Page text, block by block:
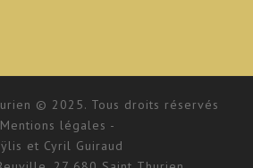
© 2025. Tous droits réservés
légales -
et Cyril Guiraud